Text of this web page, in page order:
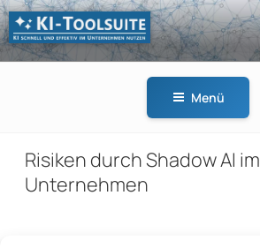
Zum
Inhalt
springen
KI-
Menü
Risiken durch Shadow AI im
Unternehmen